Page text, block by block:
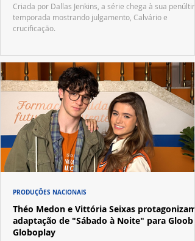
Criada por Dallas Jenkins, a série chega à sua
temporada mostrando julgamento, Calvário e
crucificação.
Théo Medon e Vittória Seixas protagonizam
adaptação de "Sábado à Noite" para Gloob e
Globoplay
PRODUÇÕES NACIONAIS